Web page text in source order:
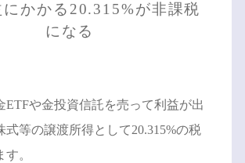
かかる20.315%が非課税
になる
ETFや金投資信託を売って利益が出
式等の譲渡所得として20.315%の税
。